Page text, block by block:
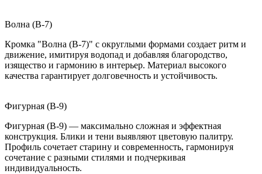
Волна (B-7)
Кромка "Волна (B-7)" с округлыми формами создает ритм и
движение, имитируя водопад и добавляя благородство,
изящество и гармонию в интерьер. Материал высокого
качества гарантирует долговечность и устойчивость.
Фигурная (B-9)
Фигурная (B-9) — максимально сложная и эффектная
конструкция. Блики и тени выявляют цветовую палитру.
Профиль сочетает старину и современность, гармонируя
сочетание с разными стилями и подчеркивая
индивидуальность.